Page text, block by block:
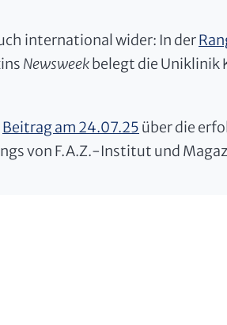
international wider: In der
Newsweekbelegt die Uniklinik
Beitrag am 24.07.25 über die
von F.A.Z.-Institut und